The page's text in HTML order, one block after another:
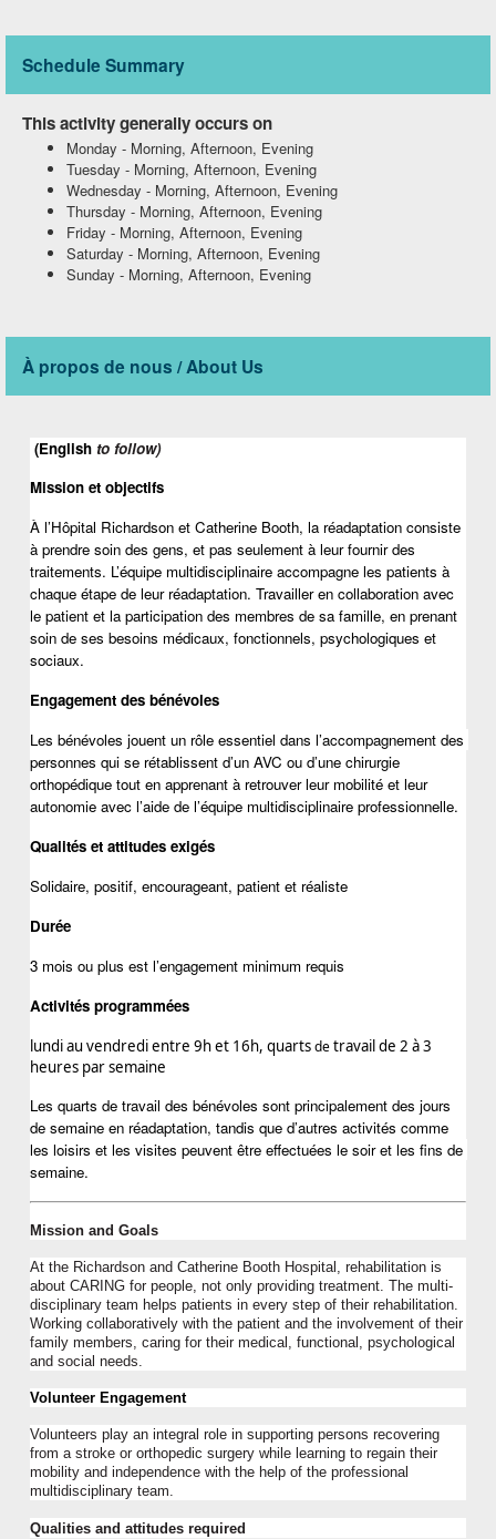
Schedule Summary
This activity generally occurs on
Monday - Morning, Afternoon, Evening
Tuesday - Morning, Afternoon, Evening
Wednesday - Morning, Afternoon, Evening
Thursday - Morning, Afternoon, Evening
Friday - Morning, Afternoon, Evening
Saturday - Morning, Afternoon, Evening
Sunday - Morning, Afternoon, Evening
À propos de nous / About Us
(English to follow)
Mission et objectifs
À l’Hôpital Richardson et Catherine Booth, la réadaptation consiste
à prendre soin des gens, et pas seulement à leur fournir des
traitements. L’équipe multidisciplinaire accompagne les patients à
chaque étape de leur réadaptation. Travailler en collaboration avec
le patient et la participation des membres de sa famille, en prenant
soin de ses besoins médicaux, fonctionnels, psychologiques et
sociaux.
Engagement des bénévoles
Les bénévoles jouent un rôle essentiel dans l’accompagnement des
personnes qui se rétablissent d’un AVC ou d’une chirurgie
orthopédique tout en apprenant à retrouver leur mobilité et leur
autonomie avec l’aide de l’équipe multidisciplinaire professionnelle.
Qualités et attitudes exigés
Solidaire, positif, encourageant, patient et réaliste
Durée
3 mois ou plus est l’engagement minimum requis
Activités programmées
lundi au vendredi entre 9h et 16h, quarts de travail de 2 à 3
heures par semaine
Les quarts de travail des bénévoles sont principalement des jours
de semaine en réadaptation, tandis que d’autres activités comme
les loisirs et les visites peuvent être effectuées le soir et les fins de
semaine.
Mission and Goals
At the Richardson and Catherine Booth Hospital, rehabilitation is
about CARING for people, not only providing treatment. The multi-
disciplinary team helps patients in every step of their rehabilitation.
Working collaboratively with the patient and the involvement of their
family members, caring for their medical, functional, psychol ogical
and social needs.
Volunteer Engagement
Volunteers play an integral role in supporting persons recovering
from a stroke or orthopedic surgery while learning to regain their
mobility and independence with the help of the professional
multidisciplinary team.
Qualities and attitudes required